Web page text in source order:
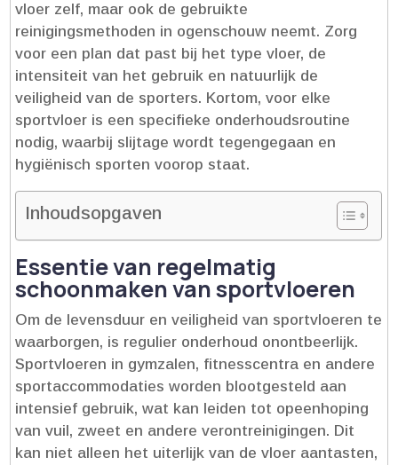
vloer zelf, maar ook de gebruikte
reinigingsmethoden in ogenschouw neemt.​ Zorg
voor een plan dat past bij het type vloer, de
intensiteit van het gebruik en natuurlijk de
veiligheid van de sporters.​ Kortom, voor elke
sportvloer is een specifieke onderhoudsroutine
nodig, waarbij slijtage wordt tegengegaan en
hygiënisch sporten voorop staat.​
Inhoudsopgaven
Essentie van regelmatig
schoonmaken van sportvloeren
Om de levensduur en veiligheid van sportvloeren te
waarborgen, is regulier onderhoud onontbeerlijk.​
Sportvloeren in gymzalen, fitnesscentra en andere
sportaccommodaties worden blootgesteld aan
intensief gebruik, wat kan leiden tot opeenhoping
van vuil, zweet en andere verontreinigingen.​ Dit
kan niet alleen het uiterlijk van de vloer aantasten,